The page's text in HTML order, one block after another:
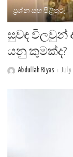
ප්‍රශ්න සහ පිළිතුරු
සුවඳ
යනු කුමක්ද?
PostedAbdullah Riyas July